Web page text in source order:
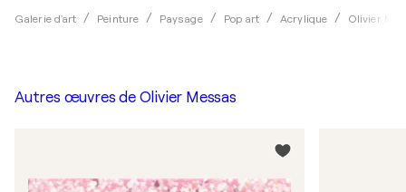
Galerie d'art Peinture Paysage Pop art Acrylique Olivier
Autres œuvres de Olivier Messas